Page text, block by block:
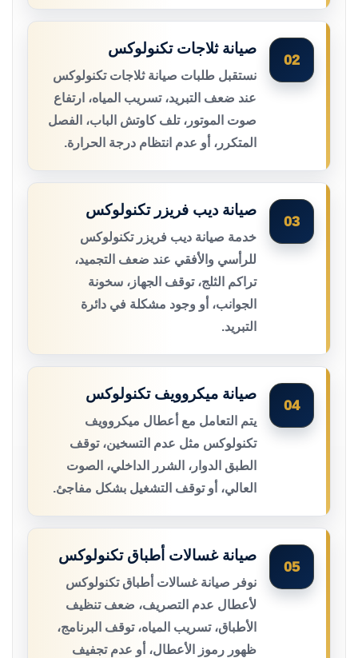
02
صيانة ثلاجات تكنولوكس
نستقبل طلبات صيانة ثلاجات تكنولوكس
عند ضعف التبريد، تسريب المياه، ارتفاع
صوت الموتور، تلف كاوتش الباب، الفصل
المتكرر، أو عدم انتظام درجة الحرارة.
03
صيانة ديب فريزر تكنولوكس
خدمة صيانة ديب فريزر تكنولوكس
للرأسي والأفقي عند ضعف التجميد،
تراكم الثلج، توقف الجهاز، سخونة
الجوانب، أو وجود مشكلة في دائرة
التبريد.
04
صيانة ميكروويف تكنولوكس
يتم التعامل مع أعطال ميكروويف
تكنولوكس مثل عدم التسخين، توقف
الطبق الدوار، الشرر الداخلي، الصوت
العالي، أو توقف التشغيل بشكل مفاجئ.
05
صيانة غسالات أطباق تكنولوكس
نوفر صيانة غسالات أطباق تكنولوكس
لأعطال عدم التصريف، ضعف تنظيف
الأطباق، تسريب المياه، توقف البرنامج،
ظهور رموز الأعطال، أو عدم تجفيف